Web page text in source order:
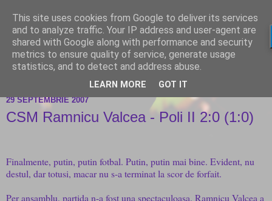
29 SEPTEMBRIE 2007
CSM Ramnicu Valcea - Poli II 2:0 (1:0)
Finalmente, putin, putin fotbal. Putin, putin mai bine. Evident, nu
destul, dar totusi, macar nu s-a terminat la scor de forfait.
Per ansamblu, partida n-a fost una spectaculoasa. Ramnicu Valcea a
This site uses cookies from Google to deliver its services
and to analyze traffic. Your IP address and user-agent are
shared with Google along with performance and security
metrics to ensure quality of service, generate usage
statistics, and to detect and address abuse.
LEARN MORE GOT IT